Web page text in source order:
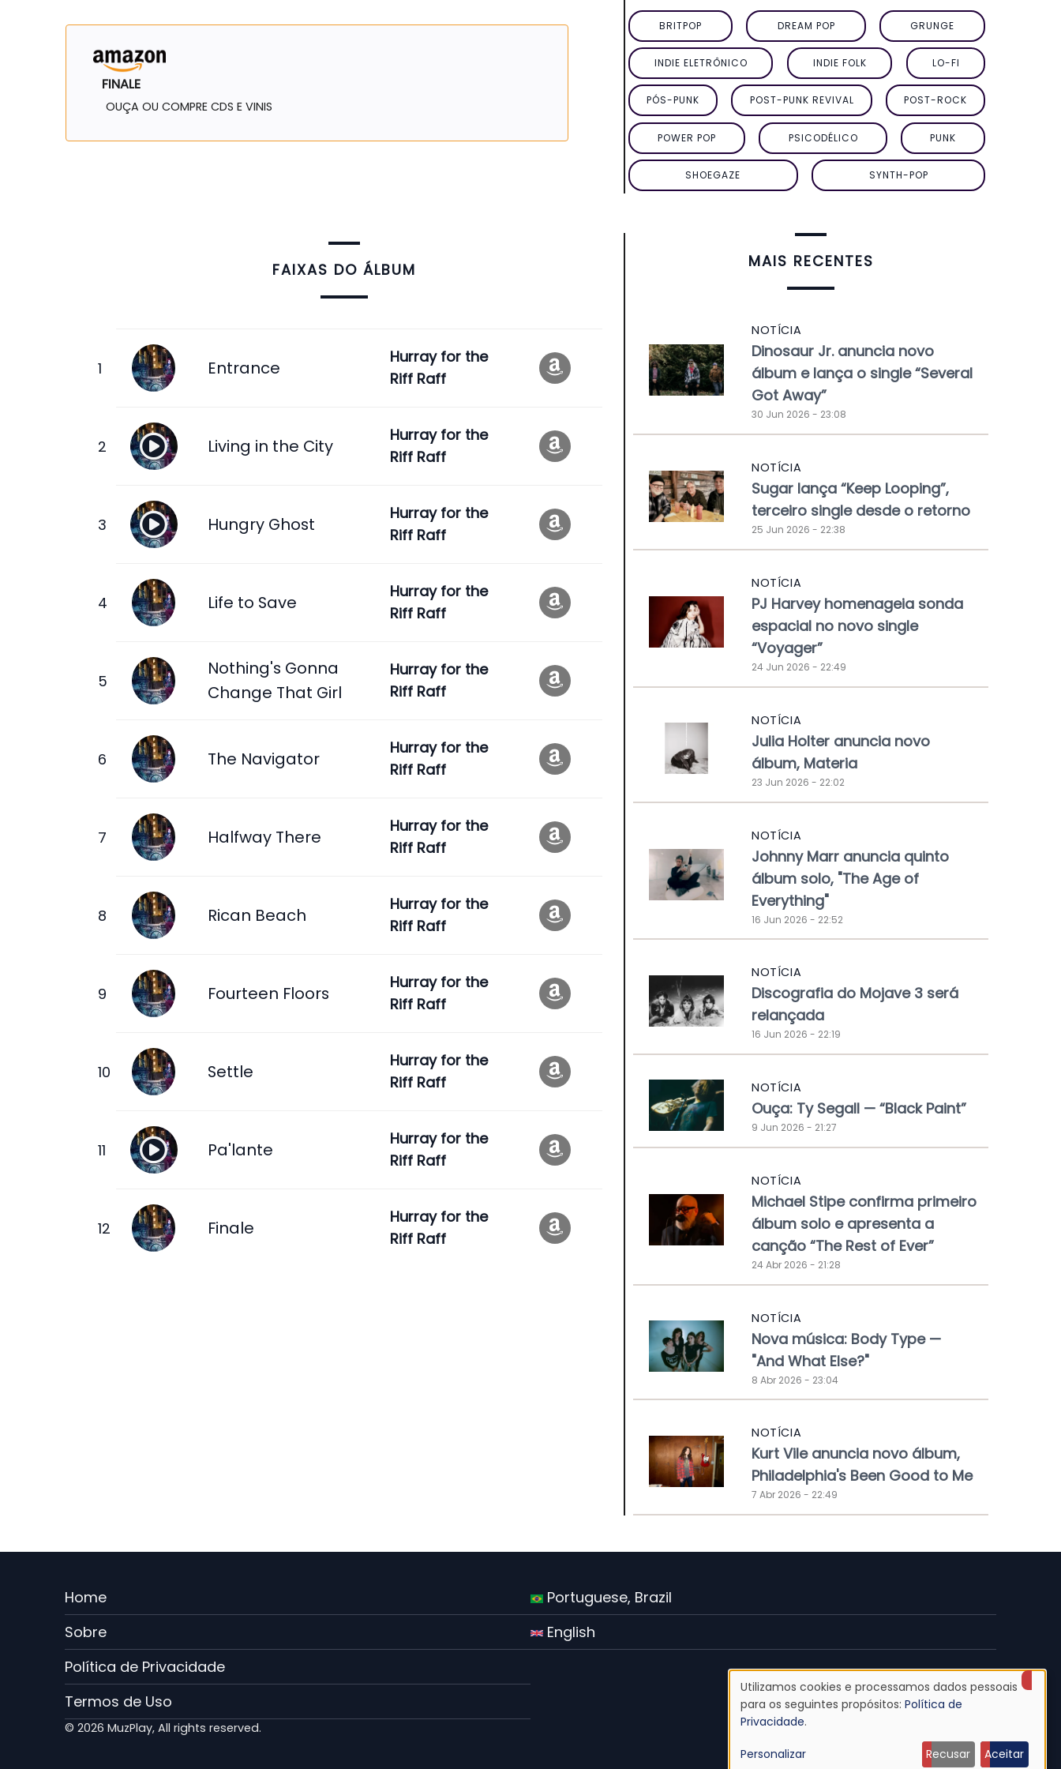
FINALE
OUÇA OU COMPRE CDS E VINIS
FAIXAS DO ÁLBUM
Entrance
Hurray for the
Riff Raff
Living in the City
Hurray for the
Riff Raff
Hungry Ghost
Hurray for the
Riff Raff
Life to Save
Hurray for the
Riff Raff
Nothing's Gonna
Change That Girl
Hurray for the
Riff Raff
The Navigator
Hurray for the
Riff Raff
Halfway There
Hurray for the
Riff Raff
Rican Beach
Hurray for the
Riff Raff
Fourteen Floors
Hurray for the
Riff Raff
Settle
Hurray for the
Riff Raff
Pa'lante
Hurray for the
Riff Raff
Finale
Hurray for the
Riff Raff
BRITPOP DREAM POP GRUNGE
INDIE ELETRÔNICO INDIE FOLK LO-FI
PÓS-PUNK POST-PUNK REVIVAL POST-ROCK
POWER POP PSICODÉLICO PUNK
SHOEGAZE SYNTH-POP
MAIS RECENTES
NOTÍCIA
Dinosaur Jr. anuncia novo
álbum e lança o single “Several
Got Away”
30 Jun 2026 - 23:08
NOTÍCIA
Sugar lança “Keep Looping”,
terceiro single desde o retorno
25 Jun 2026 - 22:38
NOTÍCIA
PJ Harvey homenageia sonda
espacial no novo single
“Voyager”
24 Jun 2026 - 22:49
NOTÍCIA
Julia Holter anuncia novo
álbum, Materia
23 Jun 2026 - 22:02
NOTÍCIA
Johnny Marr anuncia quinto
álbum solo, "The Age of
Everything"
16 Jun 2026 - 22:52
NOTÍCIA
Discografia do Mojave 3 será
relançada
16 Jun 2026 - 22:19
NOTÍCIA
Ouça: Ty Segall — “Black Paint”
9 Jun 2026 - 21:27
NOTÍCIA
Michael Stipe confirma primeiro
álbum solo e apresenta a
canção “The Rest of Ever”
24 Abr 2026 - 21:28
NOTÍCIA
Nova música: Body Type —
"And What Else?"
8 Abr 2026 - 23:04
NOTÍCIA
Kurt Vile anuncia novo álbum,
Philadelphia's Been Good to Me
7 Abr 2026 - 22:49
Menu
Rodape
PT
Home
Sobre
Política de Privacidade
Termos de Uso
Portuguese, Brazil
English
© 2026 MuzPlay, All rights reserved.
Uso
de
Utilizamos cookies e processamos dados pessoais
para os seguintes propósitos: Política de
Privacidade.
Personalizar Recusar Aceitar